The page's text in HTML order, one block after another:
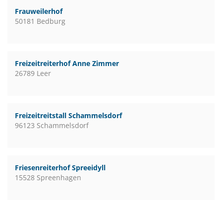
Frauweilerhof
50181 Bedburg
Freizeitreiterhof Anne Zimmer
26789 Leer
Freizeitreitstall Schammelsdorf
96123 Schammelsdorf
Friesenreiterhof Spreeidyll
15528 Spreenhagen